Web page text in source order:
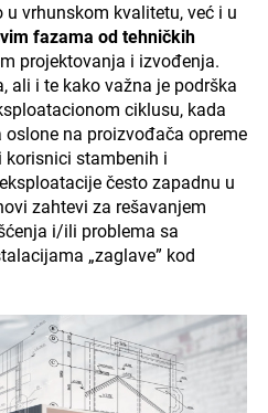
u vrhunskom kvalitetu, već i u
fazama od tehničkih
projektovanja i izvođenja.
ali i te kako važna je podrška
ciklusu, kada
na proizvođača opreme
korisnici stambenih i
često zapadnu u
zahtevi za rešavanjem
i/ili problema sa
„zaglave” kod